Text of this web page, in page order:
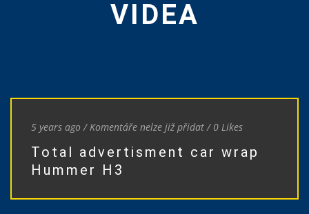
VIDEA
5 years ago / Komentáře nelze již přidat / 0 Likes
Total advertisment car wrap
Hummer H3